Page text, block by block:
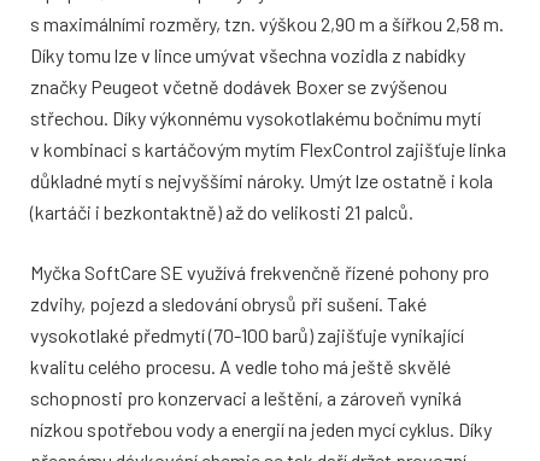
s maximálními rozměry, tzn. výškou 2,90 m a šířkou 2,58 m.
Díky tomu lze v lince umývat všechna vozidla z nabídky
značky Peugeot včetně dodávek Boxer se zvýšenou
střechou. Díky výkonnému vysokotlakému bočnímu mytí
v kombinaci s kartáčovým mytím FlexControl zajišťuje linka
důkladné mytí s nejvyššími nároky. Umýt lze ostatně i kola
(kartáči i bezkontaktně) až do velikosti 21 palců.
Myčka SoftCare SE využívá frekvenčně řízené pohony pro
zdvihy, pojezd a sledování obrysů při sušení. Také
vysokotlaké předmytí (70-100 barů) zajišťuje vynikající
kvalitu celého procesu. A vedle toho má ještě skvělé
schopnosti pro konzervaci a leštění, a zároveň vyniká
nízkou spotřebou vody a energií na jeden mycí cyklus. Díky